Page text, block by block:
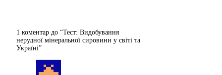
1 коментар до “Тест: Видобування
нерудної мінеральної сировини у світі та
Україні”